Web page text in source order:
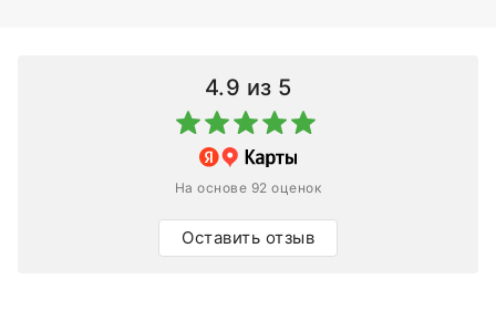
4.9 из 5
На основе 92 оценок
Оставить отзыв